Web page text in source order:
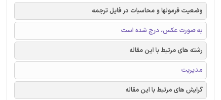
وضعیت فرمولها و محاسبات در فایل ترجمه
به صورت عکس، درج شده است
رشته های مرتبط با این مقاله
مدیریت
گرایش های مرتبط با این مقاله